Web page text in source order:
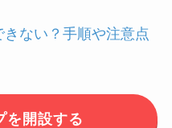
ない？手順や注意点
を開設する